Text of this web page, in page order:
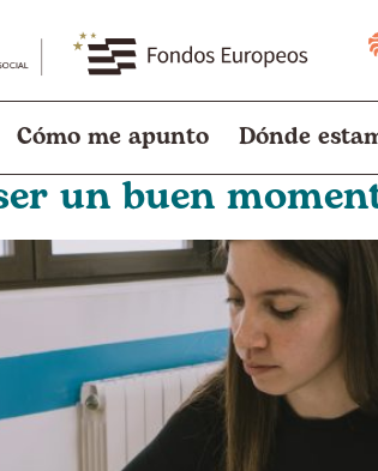
Cómo me apunto Dónde
un buen